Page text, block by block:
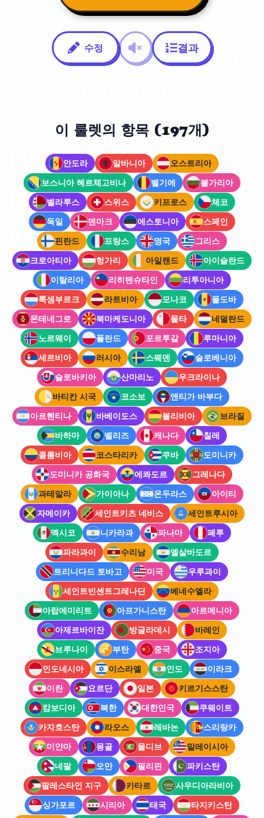
수정 결과
이 룰렛의 항목 (197개)
안도라 알바니아
오스트리아
보스니아 헤르체고비나
벨기에
불가리아
벨라루스
스위스 키프로스
체코
독일
덴마크 에스토니아
스페인
핀란드
프랑스 영국
그리스
크로아티아
헝가리 아일랜드
아이슬란드
이탈리아
리히텐슈타인
리투아니아
룩셈부르크
라트비아 모나코
몰도바
몬테네그로
북마케도니아 몰타
네덜란드
노르웨이
폴란드 포르투갈
루마니아
세르비아
러시아 스웨덴
슬로베니아
슬로바키아
산마리노
우크라이나
바티칸 시국
코소보
앤티가 바부다
아르헨티나
바베이도스 볼리비아
브라질
바하마
벨리즈 캐나다
칠레
콜롬비아
코스타리카 쿠바
도미니카
도미니카 공화국
에콰도르
그레나다
과테말라
가이아나 온두라스
아이티
자메이카
세인트키츠 네비스
세인트루시아
멕시코
니카라과 파나마
페루
파라과이
수리남
엘살바도르
트리니다드 토바고
미국
우루과이
세인트빈센트그레나딘
베네수엘라
아랍에미리트
아프가니스탄
아르메니아
아제르바이잔
방글라데시
바레인
브루나이
부탄 중국
조지아
인도네시아
이스라엘 인도
이라크
이란
요르단 일본
키르기스스탄
캄보디아
북한 대한민국
쿠웨이트
카자흐스탄
라오스 레바논
스리랑카
미얀마
몽골 몰디브
말레이시아
네팔
오만 필리핀
파키스탄
팔레스타인 지구
카타르
사우디아라비아
싱가포르
시리아 태국
타지키스탄